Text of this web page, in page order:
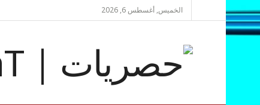
الخميس, أغسطس 6, 2026